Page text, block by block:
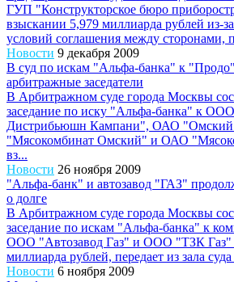
ГУП "Конструкторское бюро
взыскании 5,979 миллиарда рублей из-
условий соглашения между сторонами,
Новости 9 декабря 2009
В суд по искам "Альфа-банка" к
арбитражные заседатели
В Арбитражном суде города Москвы
заседание по иску "Альфа-банка" к
Дистрибьюшн Кампани", ОАО
"Мясокомбинат Омский" и ОАО
вз...
Новости 26 ноября 2009
"Альфа-банк" и автозавод "ГАЗ"
о долге
В Арбитражном суде города Москвы
заседание по искам "Альфа-банка" к
ООО "Автозавод Газ" и ООО "ТЗК Газ"
миллиарда рублей, передает из зала суда
Новости 6 ноября 2009